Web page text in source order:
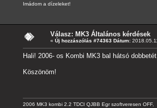
Imádom a dízeleket!
Válasz: MK3 Általános kérdések
« Új hozzászólás #74363 Dátum:
Hali! 2006- os Kombi MK3 bal hátsó
Köszönöm!
2006 MK3 kombi 2.2 TDCI QJBB Egr szoftveresen OFF,